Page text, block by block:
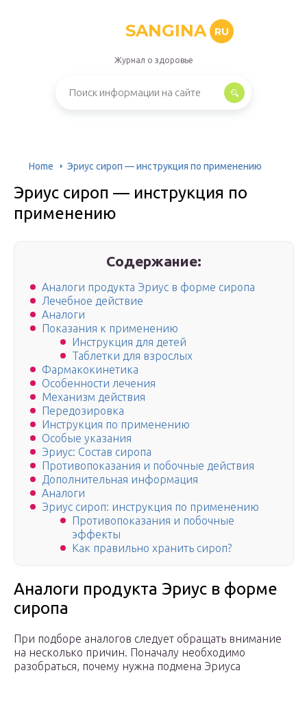
SANGINA RU
Журнал о здоровье
Home Эриус сироп — инструкция по применению
Эриус сироп — инструкция по
применению
Содержание:
Аналоги продукта Эриус в форме сиропа
Лечебное действие
Аналоги
Показания к применению
Инструкция для детей
Таблетки для взрослых
Фармакокинетика
Особенности лечения
Механизм действия
Передозировка
Инструкция по применению
Особые указания
Эриус: Состав сиропа
Противопоказания и побочные действия
Дополнительная информация
Аналоги
Эриус сироп: инструкция по применению
Противопоказания и побочные
эффекты
Как правильно хранить сироп?
Аналоги продукта Эриус в форме
сиропа
При подборе аналогов следует обращать внимание
на несколько причин. Поначалу необходимо
разобраться, почему нужна подмена Эриуса